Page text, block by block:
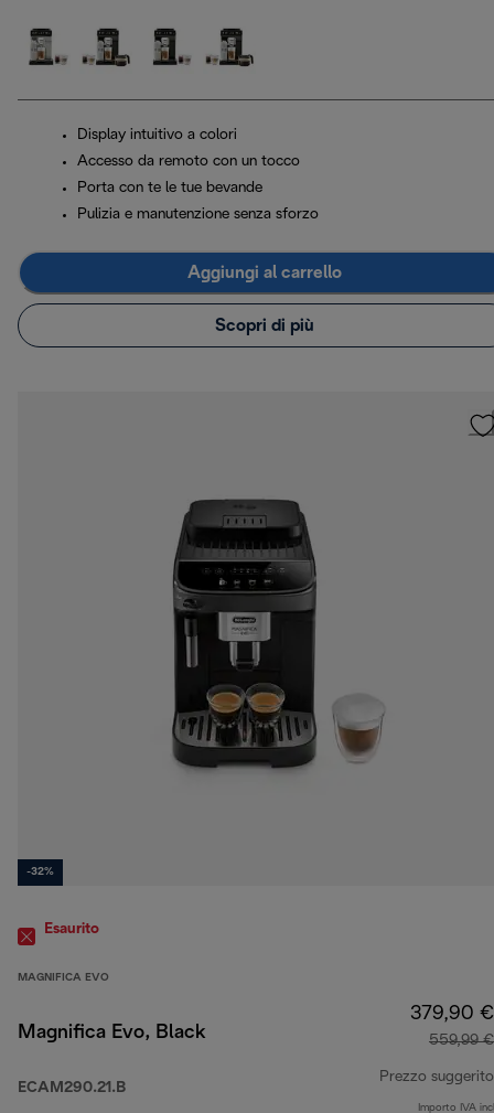
Display intuitivo a colori
Accesso da remoto con un tocco
Porta con te le tue bevande
Pulizia e manutenzione senza sforzo
Aggiungi al carrello
Scopri di più
-32%
Esaurito
MAGNIFICA EVO
Magnifica Evo, Black
ECAM290.21.B
379,90 €
559,99 €
Prezzo suggerito
Importo IVA